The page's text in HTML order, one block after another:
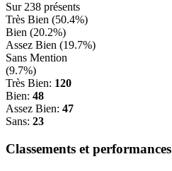
Sur238 présents
Très Bien (50.4%)
Bien (20.2%)
Assez Bien (19.7%)
Sans Mention
(9.7%)
Très Bien: 120
Bien: 48
Assez Bien: 47
Sans: 23
Classements et performances